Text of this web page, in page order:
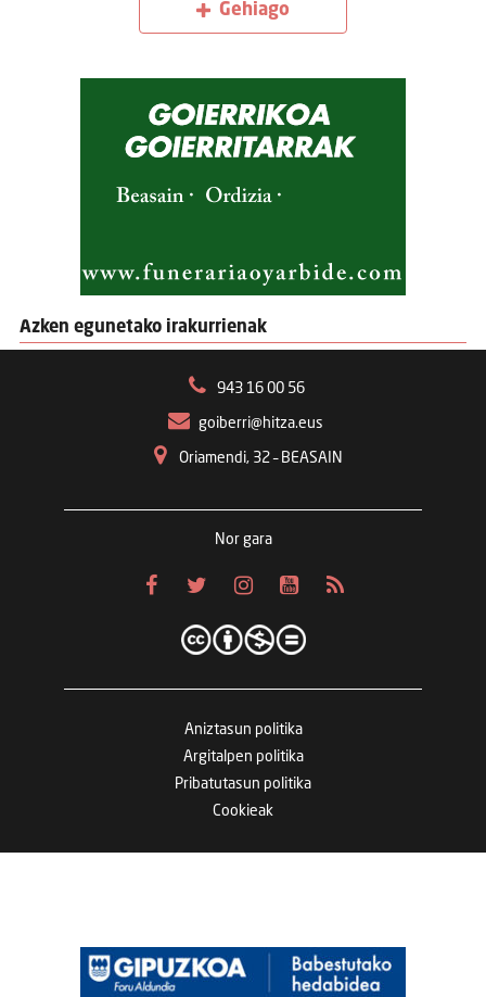
Gehiago
Azken egunetako irakurrienak
943 16 00 56
goiberri@hitza.eus
Oriamendi, 32 – BEASAIN
Nor gara
Aniztasun politika
Argitalpen politika
Pribatutasun politika
Cookieak